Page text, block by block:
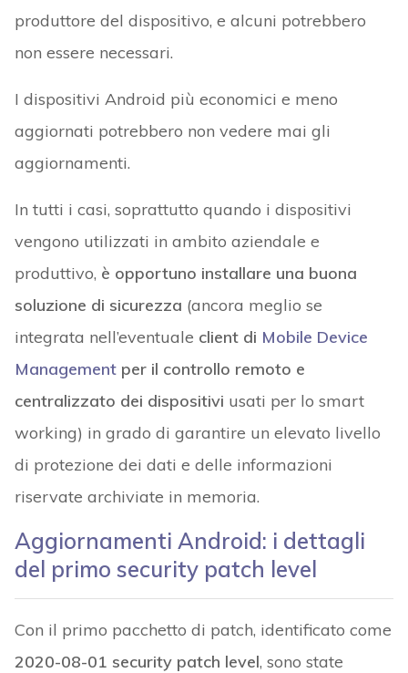
produttore del dispositivo, e alcuni potrebbero
non essere necessari.
I dispositivi Android più economici e meno
aggiornati potrebbero non vedere mai gli
aggiornamenti.
In tutti i casi, soprattutto quando i dispositivi
vengono utilizzati in ambito aziendale e
produttivo, è opportuno installare una buona
soluzione di sicurezza (ancora meglio se
integrata nell’eventuale client di Mobile Device
Managementper il controllo remoto e
centralizzato dei dispositivi usati per lo smart
working) in grado di garantire un elevato livello
di protezione dei dati e delle informazioni
riservate archiviate in memoria.
Aggiornamenti Android: i dettagli
del primo security patch level
Con il primo pacchetto di patch, identificato come
2020-08-01 security patch level, sono state